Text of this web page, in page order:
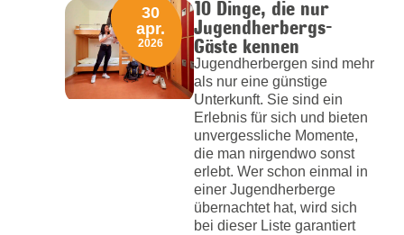
10 Dinge, die nur
Jugendherbergs-
Gäste kennen
Jugendherbergen sind mehr
als nur eine günstige
Unterkunft. Sie sind ein
Erlebnis für sich und bieten
unvergessliche Momente,
die man nirgendwo sonst
erlebt. Wer schon einmal in
einer Jugendherberge
übernachtet hat, wird sich
bei dieser Liste garantiert
30
apr.
2026